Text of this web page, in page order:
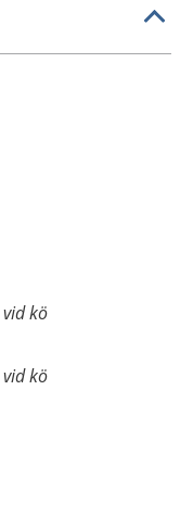
kö
kö